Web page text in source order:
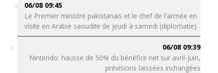
06/08 09:45
Le Premier ministre pakistanais et le chef de l'armée en
visite en Arabie saoudite de jeudi à samedi (diplomatie)
06/08 09:39
Nintendo: hausse de 50% du bénéfice net sur avril-juin,
prévisions laissées inchangées